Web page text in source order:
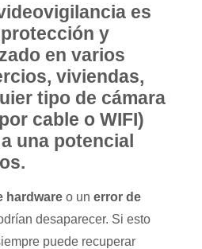
es
y
en varios
viviendas,
tipo de cámara
cable o WIFI)
una potencial
hardware o un error de
desaparecer. Si esto
puede recuperar